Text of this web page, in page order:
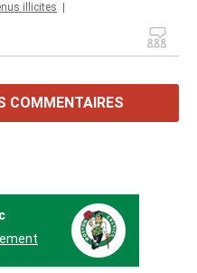
illicites
COMMENTAIRES